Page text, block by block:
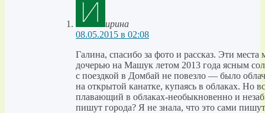
ирина
08.05.2015 в 02:08
Галина, спасибо за фото и рассказ. Эти
дочерью на Машук летом 2013 года ясным
с поездкой в Домбай не повезло — было
на открытой канатке, купаясь в облаках. Но
плавающий в облаках-необыкновенно и
пишут города? Я не знала, что это сами пишут